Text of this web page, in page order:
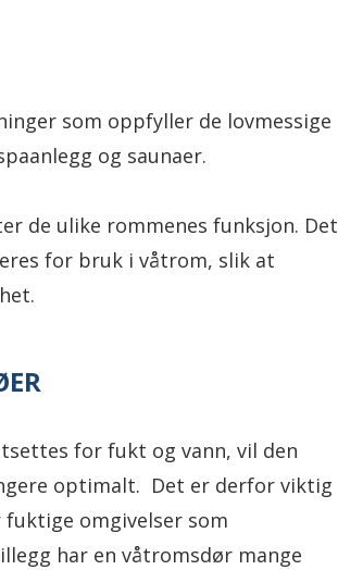
som oppfyller de lovmessige
og saunaer.
de ulike rommenes funksjon. Det
for bruk i våtrom, slik at
for fukt og vann, vil den
optimalt. Det er derfor viktig
omgivelser som
har en våtromsdør mange